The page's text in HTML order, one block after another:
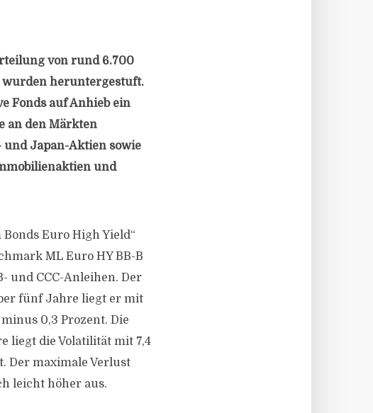
von rund 6.700
wurden heruntergestuft.
Fonds auf Anhieb ein
an den Märkten
und Japan-Aktien sowie
und
Euro High Yield“
ML Euro HY BB-B
und CCC-Anleihen. Der
fünf Jahre liegt er mit
0,3 Prozent. Die
liegt die Volatilität mit 7,4
Der maximale Verlust
leicht höher aus.